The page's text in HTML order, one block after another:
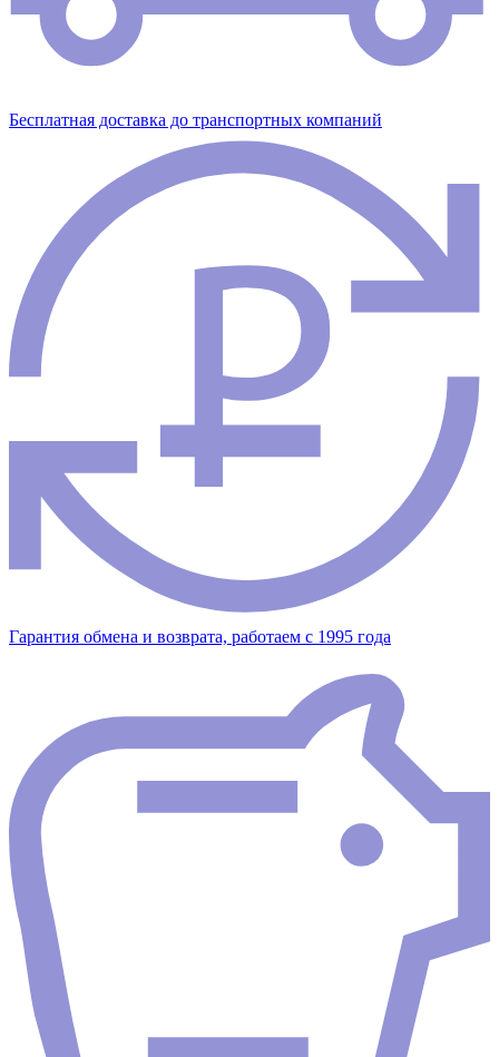
Бесплатная доставка до транспортных компаний
Гарантия обмена и возврата, работаем с 1995 года